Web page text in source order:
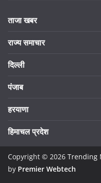
ताजा खबर
राज्य समाचार
दिल्ली
पंजाब
हरयाणा
हिमाचल प्रदेश
Copyright © 2026 Trending
by Premier Webtech